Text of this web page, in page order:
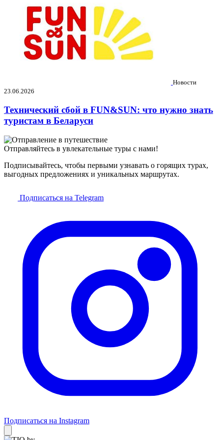
Новости
23.06.2026
Технический сбой в FUN&SUN: что нужно знать
туристам в Беларуси
Отправляйтесь в увлекательные туры с нами!
Подписывайтесь, чтобы первыми узнавать о горящих турах,
выгодных предложениях и уникальных маршрутах.
Подписаться на Telegram
Подписаться на Instagram